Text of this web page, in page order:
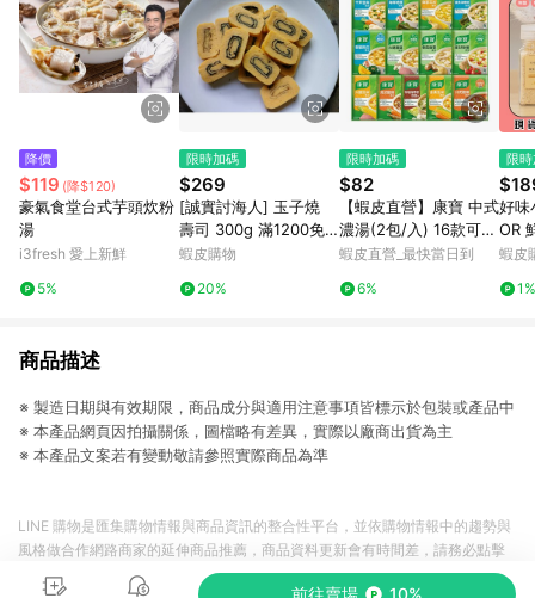
降價
$119 (降$120)
豪氣食堂台式芋頭炊粉
湯
i3fresh 愛上新鮮
5%
限時加碼
$269
[誠實討海人] 玉子燒
壽司 300g 滿1200免
運 海苔 玉子燒 日式風
冷盤 蛋
蝦皮購物
20%
限時加碼
$82
【蝦皮直營】康寶 中式
濃湯(2包/入) 16款可選
玉米濃湯 全系列 康寶
蝦皮直營_最快當日到
6%
限
好味
OR
拌飯
蝦皮
1%
商品描述
※ 製造日期與有效期限，商品成分與適用注意事項皆標示於包裝或產品中
※ 本產品網頁因拍攝關係，圖檔略有差異，實際以廠商出貨為主
※ 本產品文案若有變動敬請參照實際商品為準
前往賣場 10%
LINE 購物是匯集購物情報與商品資訊的整合性平台，並依購物情報中的趨勢與
風格做合作網路商家的延伸商品推薦，商品資料更新會有時間差，請務必點擊
商品至各合作網路商家，確認現售價與購物條件，一切資訊以合作廠商網頁為